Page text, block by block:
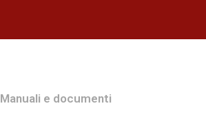
Manuali e documenti